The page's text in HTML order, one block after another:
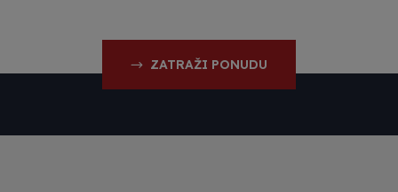
ZATRAŽI PONUDU